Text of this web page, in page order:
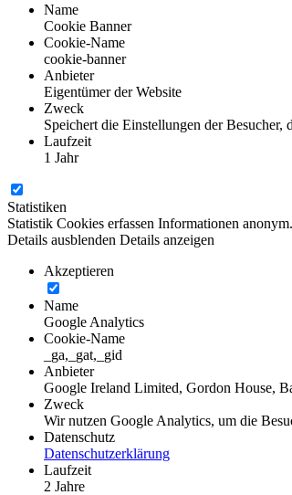
Name
Cookie Banner
Cookie-Name
cookie-banner
Anbieter
Eigentümer der Website
Zweck
Speichert die Einstellungen der
Laufzeit
1 Jahr
Statistiken
Statistik Cookies erfassen Informationen
Details ausblenden Details anzeigen
Akzeptieren
Name
Google Analytics
Cookie-Name
_ga,_gat,_gid
Anbieter
Google Ireland Limited, Gordon House,
Zweck
Wir nutzen Google Analytics, um die
Datenschutz
Datenschutzerklärung
Laufzeit
2 Jahre